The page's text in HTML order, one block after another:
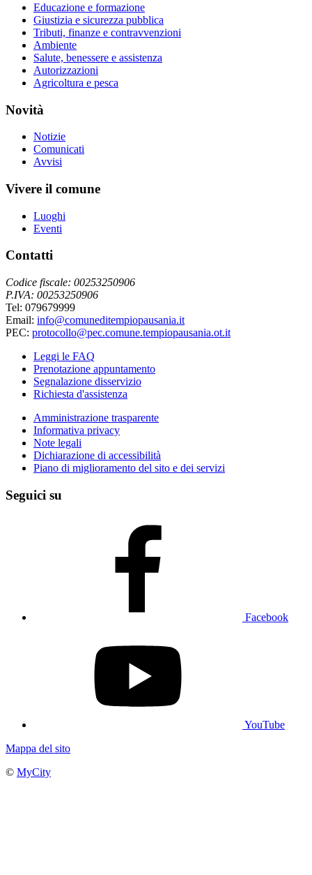
Educazione e formazione
Giustizia e sicurezza pubblica
Tributi, finanze e contravvenzioni
Ambiente
Salute, benessere e assistenza
Autorizzazioni
Agricoltura e pesca
Novità
Notizie
Comunicati
Avvisi
Vivere il comune
Luoghi
Eventi
Contatti
Codice fiscale: 00253250906
P.IVA: 00253250906
Tel: 079679999
Email: info@comuneditempiopausania.it
PEC: protocollo@pec.comune.tempiopausania.ot.it
Leggi le FAQ
Prenotazione appuntamento
Segnalazione disservizio
Richiesta d'assistenza
Amministrazione trasparente
Informativa privacy
Note legali
Dichiarazione di accessibilità
Piano di miglioramento del sito e dei servizi
Seguici su
Facebook
YouTube
Mappa del sito
© MyCity